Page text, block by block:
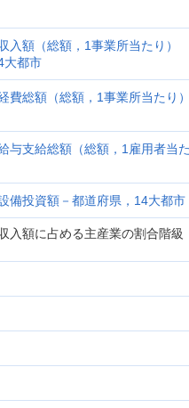
額（総額，1事業所当たり）
大都市
総額（総額，1事業所当たり）
与支給総額（総額，1雇用者当た
備投資額－都道府県，14大都市
入額に占める主産業の割合階